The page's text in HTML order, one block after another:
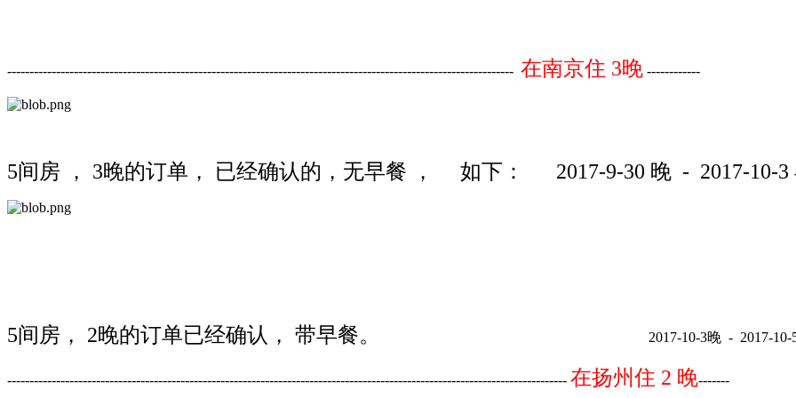
------------------------------------------------------------------------------------------------------------------ 在南京住 3晚 ------------
5间房 ， 3晚的订单， 已经确认的，无早餐 ， 如下： 2017-9-30 晚 - 2017-10-3
5间房， 2晚的订单已经确认， 带早餐。 2017-10-3晚 - 2017-10-5早
------------------------------------------------------------------------------------------------------------------------------ 在扬州住 2 晚-------